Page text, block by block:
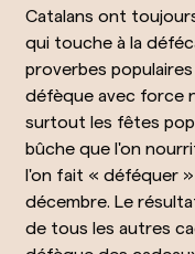
Catalans ont
qui touche à la
proverbes
défèque avec force
surtout les fêtes
bûche que l'on
l'on fait « déféquer »
décembre. Le
de tous les autres